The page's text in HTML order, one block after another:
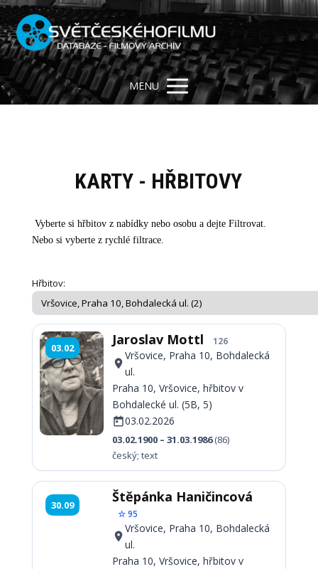
MENU
KARTY - HŘBITOVY
Vyberte si hřbitov z nabídky nebo osobu a dejte Filtrovat.
Nebo si vyberte z rychlé filtrace.
Hřbitov:
03.02 Jaroslav Mottl 126
Vršovice, Praha 10, Bohdalecká
ul.
Praha 10, Vršovice, hřbitov v
Bohdalecké ul. (5B, 5)
03.02.2026
03.02.1900 – 31.03.1986(86)
český; text
30.09 Štěpánka Haničincová
☆ 95
Vršovice, Praha 10, Bohdalecká
ul.
Praha 10, Vršovice, hřbitov v